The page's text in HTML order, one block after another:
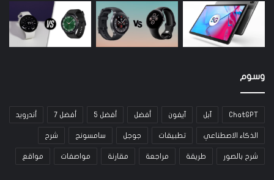
وسوم
ChatGPT آبل آيفون أفضل أفضل 5 أفضل 7 أندرويد
الذكاء الاصطناعي تطبيقات جوجل سامسونج شرح
شرح بالصور طريقة مراجعة مقارنة مواصفات مواقع